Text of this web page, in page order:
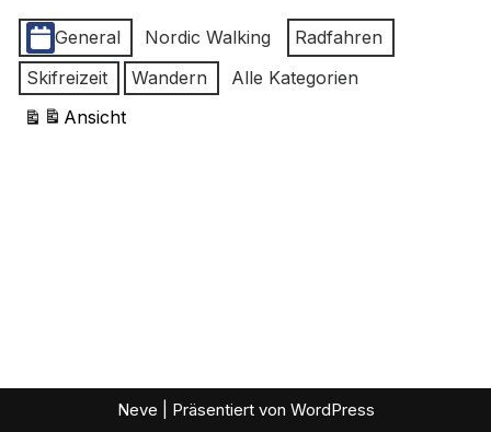
Kategorien
General Nordic Walking
Radfahren
Skifreizeit
Wandern
Alle Kategorien
Ansicht
ausdrucken
Neve | Präsentiert von WordPress